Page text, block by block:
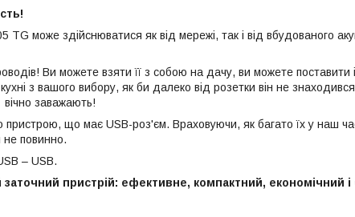
може здійснюватися як від мережі, так і від вбудованого
Ви можете взяти її з собою на дачу, ви можете поставити і
кухні з вашого вибору, як би далеко від розетки він не
заважають!
що має USB-роз'єм. Враховуючи, як багато їх у наш
не повинно.
– USB.
пристрій: ефективне, компактний, економічний